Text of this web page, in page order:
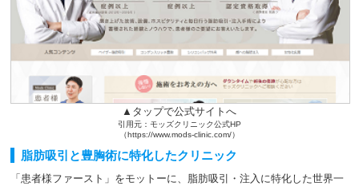
▲タップで公式サイトへ
引用元：モッズクリニック公式HP
（https://www.mods-clinic.com/）
脂肪吸引と豊胸術に特化したクリニック
「患者様ファースト」をモットーに、脂肪吸引・注入に特化した世界一